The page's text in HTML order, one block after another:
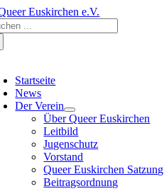
Zum
Inhalt
springen
Startseite
News
Der Verein
Über Queer Euskirchen
Leitbild
Jugenschutz
Vorstand
Queer Euskirchen Satzung
Beitragsordnung